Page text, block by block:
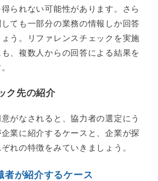
られない可能性があります。さら
ても一部分の業務の情報しか回答
う。リファレンスチェックを実施
、複数人からの回答による結果を
ク先の紹介
がなされると、協力者の選定にう
業に紹介するケースと、企業が探
れの特徴をみていきましょう。
者が紹介するケース